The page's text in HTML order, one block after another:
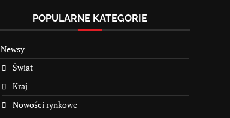
POPULARNE KATEGORIE
Newsy
Świat
Kraj
Nowości rynkowe